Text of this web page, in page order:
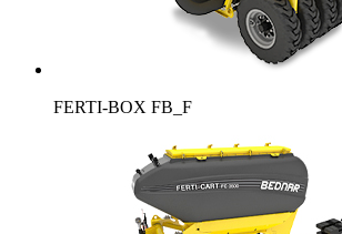
FERTI-BOX FB_F